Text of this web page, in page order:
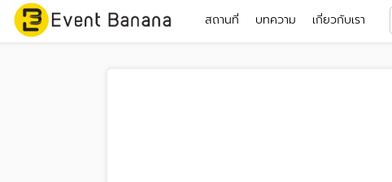
สถานที่ บทความ เกี่ยวกับเรา